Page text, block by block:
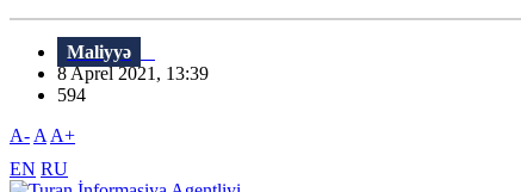
Maliyyə
8 Aprel 2021, 13:39
594
A- A A+
EN RU